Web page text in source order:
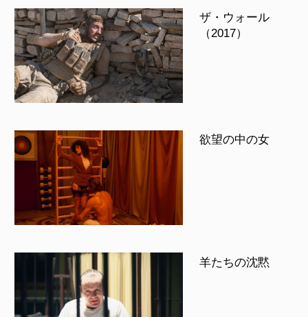
ザ・ウォール
（2017）
欲望の中の女
羊たちの沈黙